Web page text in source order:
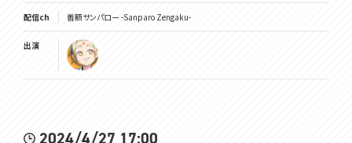
配信ch 善額サンパロー -Sanparo Zengaku-
出演
2024/4/27 17:00